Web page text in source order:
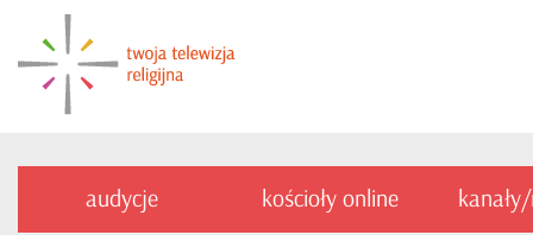
audycje kościoły online